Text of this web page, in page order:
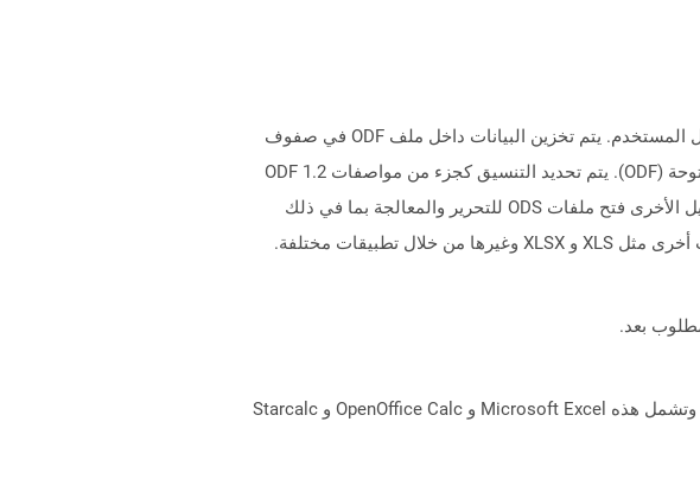
ملفات مع .ods ملحق Stand لتنسيق مستند جدول بيانات OpenDocument والتي يمكن تحريرها من قبل المستخدم. يتم تخزين البيانات داخل ملف ODF في صفوف
وأعمدة. إنه تنسيق قائم على XML وهو أحد الأنواع الفرعية العديدة في عائلة تنسيقات المستندات المفتوحة (ODF). يتم تحديد التنسيق كجزء من مواصفات ODF 1.2
المنشورة والاحتفاظ بها بواسطة الواحة. يمكن لعدد من التطبيقات على Windows وكذلك أنظمة التشغيل الأخرى فتح ملفات ODS للتحرير والمعالجة بما في ذلك
DIF يرمز إلى تنسيق تبادل البيانات المستخدم لاستيراد/تصدير بيانات البيانات بين التطبيقات المختلفة. وتشمل هذه Microsoft Excel و OpenOffice Calc و Starcalc